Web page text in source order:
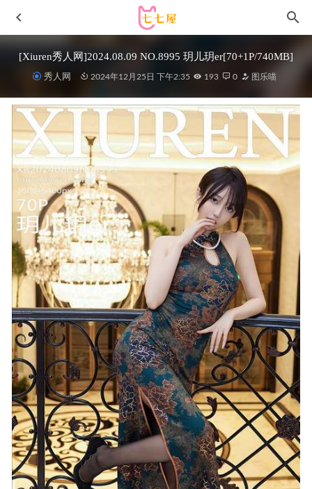
[Xiuren秀人网]2024.08.09 NO.8995 玥儿玥er[70+1P/740MB]
秀人网 2024年12月25日 下午2:35 193 0 图乐喵
[IMISS爱蜜社] 2021.07.13 VOL.613 梦心月[63+1P／589MB]
2023-01-09
[XIUREN秀人网]2022.09.08 VOL.5562 可樂Vicky[45+1P／
395MB] 2023-01-13
[XIUREN秀人网]2022.01.17 VOL.4471 佘贝拉Bella[50+1P／
435MB] 2022-12-29
轩萧学姐 – NO.023 蓝色护士[75P1V-376MB] 2022-08-18
星澜是澜澜叫澜妹呀 – &Natsuko夏夏子 泡泡浴[83P-506MB]
2025-02-14